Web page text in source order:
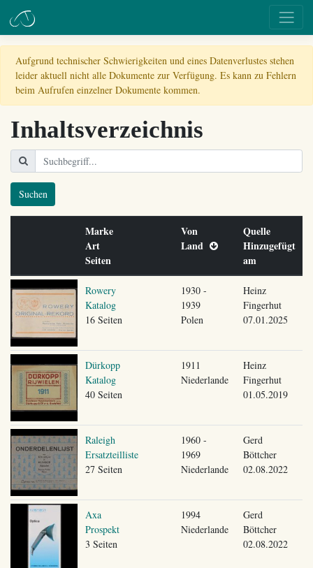
Aufgrund technischer Schwierigkeiten und eines Datenverlustes stehen
leider aktuell nicht alle Dokumente zur Verfügung. Es kann zu Fehlern
beim Aufrufen einzelner Dokumente kommen.
Inhaltsverzeichnis
Suchen
Marke
Art
Seiten
Von
Land
Quelle
Hinzugefügt
am
Rowery
Katalog
16 Seiten
1930 -
1939
Polen
Heinz
Fingerhut
07.01.2025
Dürkopp
Katalog
40 Seiten
1911
Niederlande
Heinz
Fingerhut
01.05.2019
Raleigh
Ersatzteilliste
27 Seiten
1960 -
1969
Niederlande
Gerd
Böttcher
02.08.2022
Axa
Prospekt
3 Seiten
1994
Niederlande
Gerd
Böttcher
02.08.2022